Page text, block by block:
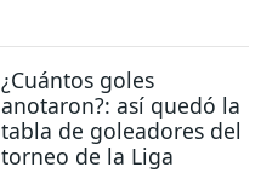
¿Cuántos goles
anotaron?: así quedó la
tabla de goleadores del
torneo de la Liga